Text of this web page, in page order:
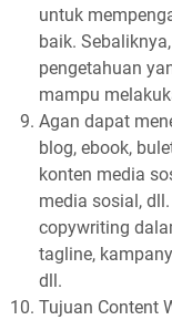
untuk
baik.
pengetahuan
mampu
Agan dapat
blog, ebook,
konten media
media sosial,
copywriting
tagline,
dll.
Tujuan Content